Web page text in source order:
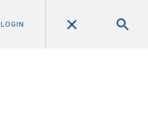
LOGIN